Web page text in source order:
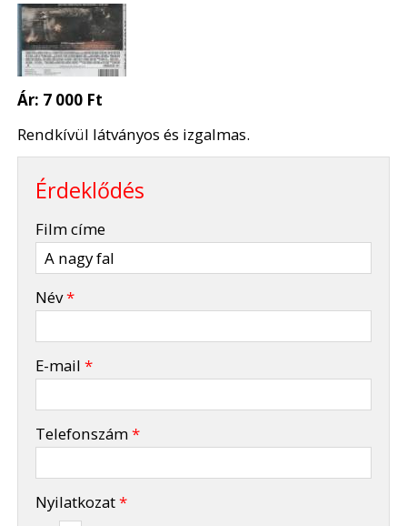
Ár: 7 000 Ft
Rendkívül látványos és izgalmas.
Érdeklődés
Film címe
Név*
E-mail*
Telefonszám*
Nyilatkozat*